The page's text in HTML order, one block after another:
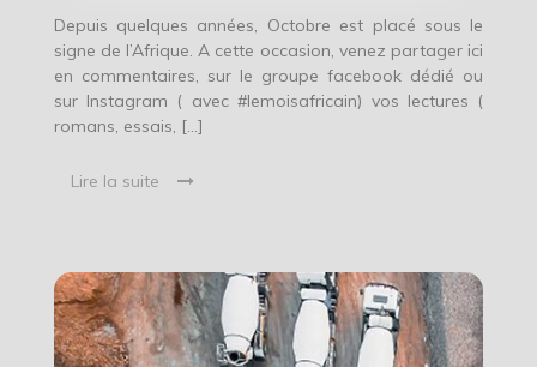
Depuis quelques années, Octobre est placé sous le
signe de l’Afrique. A cette occasion, venez partager ici
en commentaires, sur le groupe facebook dédié ou
sur Instagram ( avec #lemoisafricain) vos lectures (
romans, essais, […]
Lire la suite